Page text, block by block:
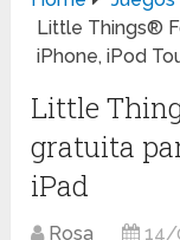
Little Things®
iPhone, iPod
Little
gratuita
iPad
Rosa 14/